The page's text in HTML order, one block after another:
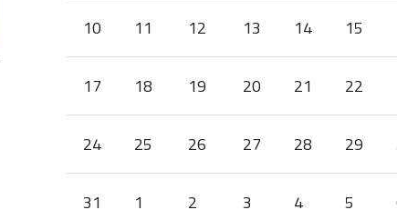
10 11 12 13 14 15
17 18 19 20 21 22
24 25 26 27 28 29
31 1 2 3 4 5